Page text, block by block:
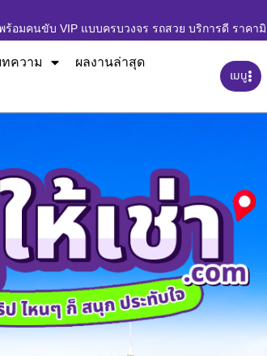
ร้อมคนขับ VIP แบบครบวงจร รถสวย บริการดี ราคา
ความ
ผลงานล่าสุด
เมนู